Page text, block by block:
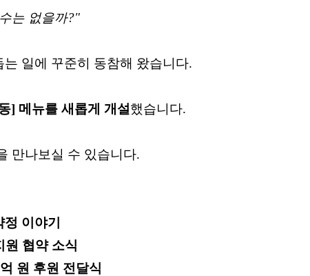
는 없을까?"
일에 꾸준히 동참해 왔습니다.
] 메뉴를 새롭게 개설했습니다.
만나보실 수 있습니다.
이야기
원 협약 소식
원 후원 전달식